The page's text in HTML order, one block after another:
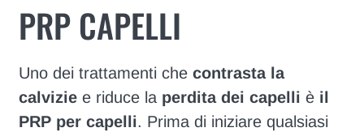
PRP CAPELLI
Uno dei trattamenti checontrasta la
calvizie e riduce la perdita dei capelliè il
PRP per capelli. Prima di iniziare qualsiasi